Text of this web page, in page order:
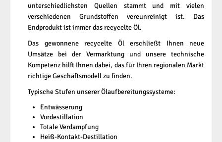
unterschiedlichsten Quellen stammt und mit vielen
verschiedenen Grundstoffen vereunreinigt ist. Das
Endprodukt ist immer das recycelte Öl.
Das gewonnene recycelte Öl erschließt Ihnen neue
Umsätze bei der Vermarktung und unsere technische
Kompetenz hilft Ihnen dabei, das für Ihren regionalen Markt
richtige Geschäftsmodell zu finden.
Typische Stufen unserer Ölaufbereitungssysteme:
Entwässerung
Vordestillation
Totale Verdampfung
Heiß-Kontakt-Destillation